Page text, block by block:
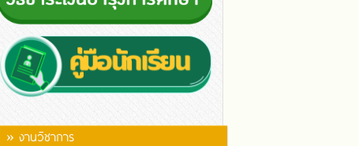
» งานวิชาการ